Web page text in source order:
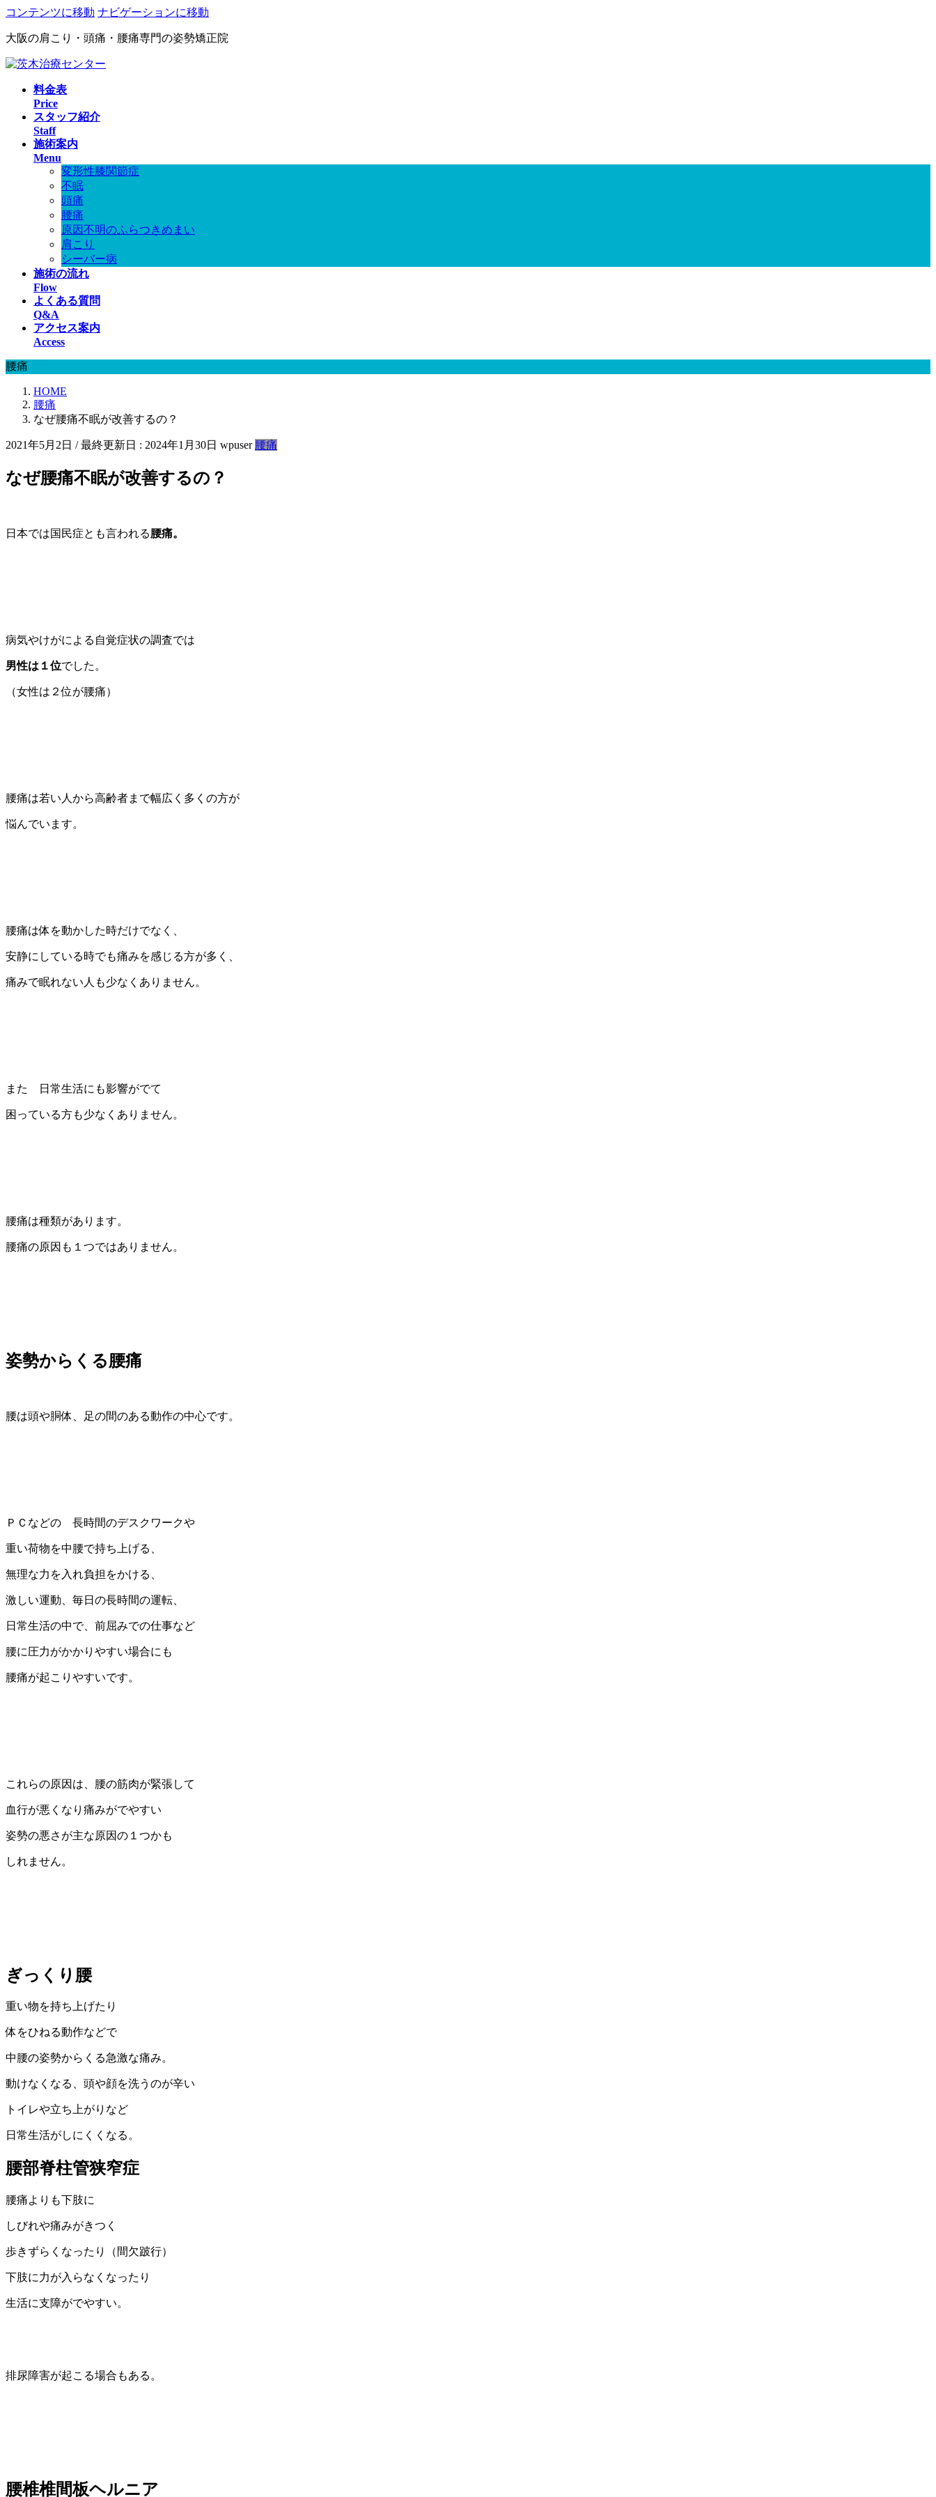
コンテンツに移動 ナビゲーションに移動
大阪の肩こり・頭痛・腰痛専門の姿勢矯正院
料金表
Price
スタッフ紹介
Staff
施術案内
Menu
変形性膝関節症
不眠
頭痛
腰痛
原因不明のふらつきめまい
肩こり
シーバー病
施術の流れ
Flow
よくある質問
Q&A
アクセス案内
Access
腰痛
HOME
腰痛
なぜ腰痛不眠が改善するの？
2021年5月2日 / 最終更新日 : 2024年1月30日 wpuser 腰痛
なぜ腰痛不眠が改善するの？
日本では国民症とも言われる腰痛。
病気やけがによる自覚症状の調査では
男性は１位でした。
（女性は２位が腰痛）
腰痛は若い人から高齢者まで幅広く多くの方が
悩んでいます。
腰痛は体を動かした時だけでなく、
安静にしている時でも痛みを感じる方が多く、
痛みで眠れない人も少なくありません。
また 日常生活にも影響がでて
困っている方も少なくありません。
腰痛は種類があります。
腰痛の原因も１つではありません。
姿勢からくる腰痛
腰は頭や胴体、足の間のある動作の中心です。
ＰＣなどの 長時間のデスクワークや
重い荷物を中腰で持ち上げる、
無理な力を入れ負担をかける、
激しい運動、毎日の長時間の運転、
日常生活の中で、前屈みでの仕事など
腰に圧力がかかりやすい場合にも
腰痛が起こりやすいです。
これらの原因は、腰の筋肉が緊張して
血行が悪くなり痛みがでやすい
姿勢の悪さが主な原因の１つかも
しれません。
ぎっくり腰
重い物を持ち上げたり
体をひねる動作などで
中腰の姿勢からくる急激な痛み。
動けなくなる、頭や顔を洗うのが辛い
トイレや立ち上がりなど
日常生活がしにくくなる。
腰部脊柱管狭窄症
腰痛よりも下肢に
しびれや痛みがきつく
歩きずらくなったり（間欠跛行）
下肢に力が入らなくなったり
生活に支障がでやすい。
排尿障害が起こる場合もある。
腰椎椎間板ヘルニア